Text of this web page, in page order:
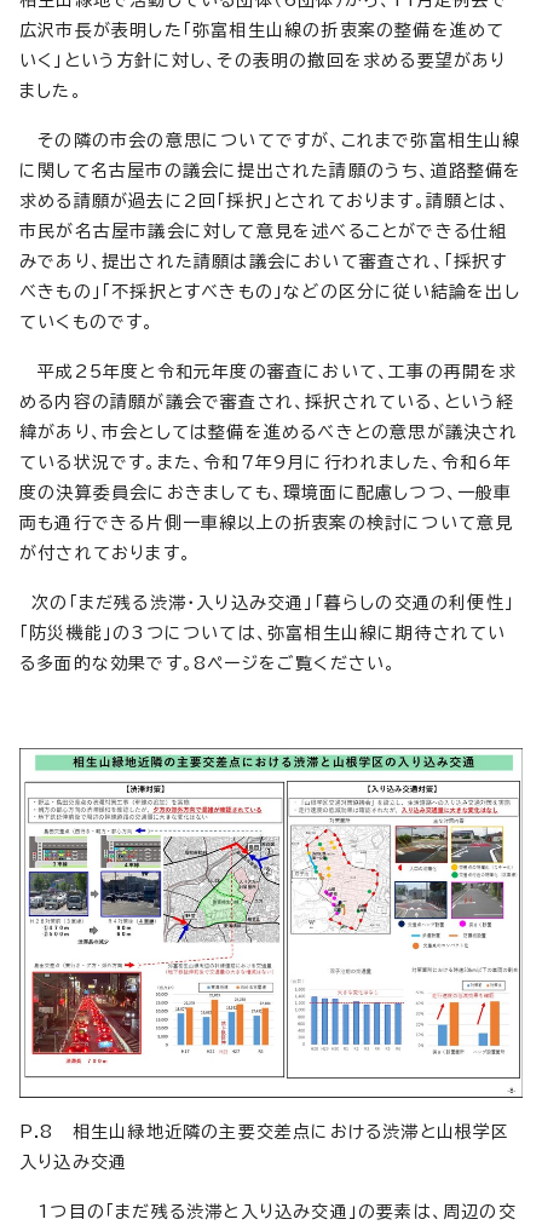
広沢市長が表明した「弥富相生山線の折衷案の整備を進めて
いく」という方針に対し、その表明の撤回を求める要望があり
ました。
その隣の市会の意思についてですが、これまで弥富相生山線
に関して名古屋市の議会に提出された請願のうち、道路整備を
求める請願が過去に2回「採択」とされております。請願とは、
市民が名古屋市議会に対して意見を述べることができる仕組
みであり、提出された請願は議会において審査され、「採択す
べきもの」「不採択とすべきもの」などの区分に従い結論を出し
ていくものです。
平成25年度と令和元年度の審査において、工事の再開を求
める内容の請願が議会で審査され、採択されている、という経
緯があり、市会としては整備を進めるべきとの意思が議決され
ている状況です。また、令和7年9月に行われました、令和6年
度の決算委員会におきましても、環境面に配慮しつつ、一般車
両も通行できる片側一車線以上の折衷案の検討について意見
が付されております。
次の「まだ残る渋滞・入り込み交通」「暮らしの交通の利便性」
「防災機能」の3つについては、弥富相生山線に期待されてい
る多面的な効果です。8ページをご覧ください。
P.8 相生山緑地近隣の主要交差点における渋滞と山根学区
入り込み交通
1つ目の「まだ残る渋滞と入り込み交通」の要素は、周辺の交